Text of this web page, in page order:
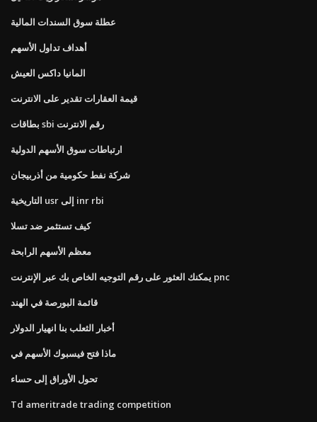
عطلة سوق السندات المالية
أهداف تداول الأسهم
المانيا داكس العيش
قيمة العقارات تقدير على الانترنت
بطاقات sbi رقم الانترنت
ارتباطات سوق الأسهم الدولية
شركة نفط حكومية من أذربيجان
التاريخية usr إلى inr rbi
كيف تستثمر ضد تسلا
معظم الأسهم الرابحة
يمكنك العثور على رقم التوجيه الخاص بك عبر الإنترنت pnc
قائمة البورصة في الهند
أخبار الثعلب بنا انهيار الدولار
ماذا فتح فيسبوك الأسهم في
تحول الأوراق إلى حساء
Td ameritrade trading competition